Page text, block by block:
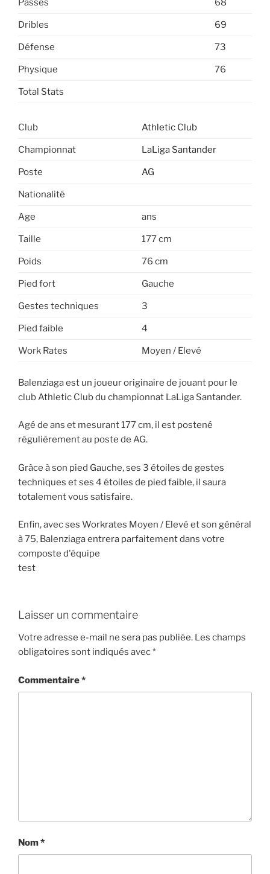
Passes 68
Dribles 69
Défense 73
Physique 76
Total Stats
Club Athletic Club
Championnat LaLiga Santander
Poste AG
Nationalité
Age ans
Taille 177 cm
Poids 76 cm
Pied fort Gauche
Gestes techniques 3
Pied faible 4
Work Rates Moyen / Elevé
Balenziaga est un joueur originaire de jouant pour le
club Athletic Club du championnat LaLiga Santander.
Agé de ans et mesurant 177 cm, il est postené
régulièrement au poste de AG.
Grâce à son pied Gauche, ses 3 étoiles de gestes
techniques et ses 4 étoiles de pied faible, il saura
totalement vous satisfaire.
Enfin, avec ses Workrates Moyen / Elevé et son général
à 75, Balenziaga entrera parfaitement dans votre
composte d'équipe
test
Laisser un commentaire
Votre adresse e-mail ne sera pas publiée. Les champs
obligatoires sont indiqués avec*
Commentaire*
Nom*